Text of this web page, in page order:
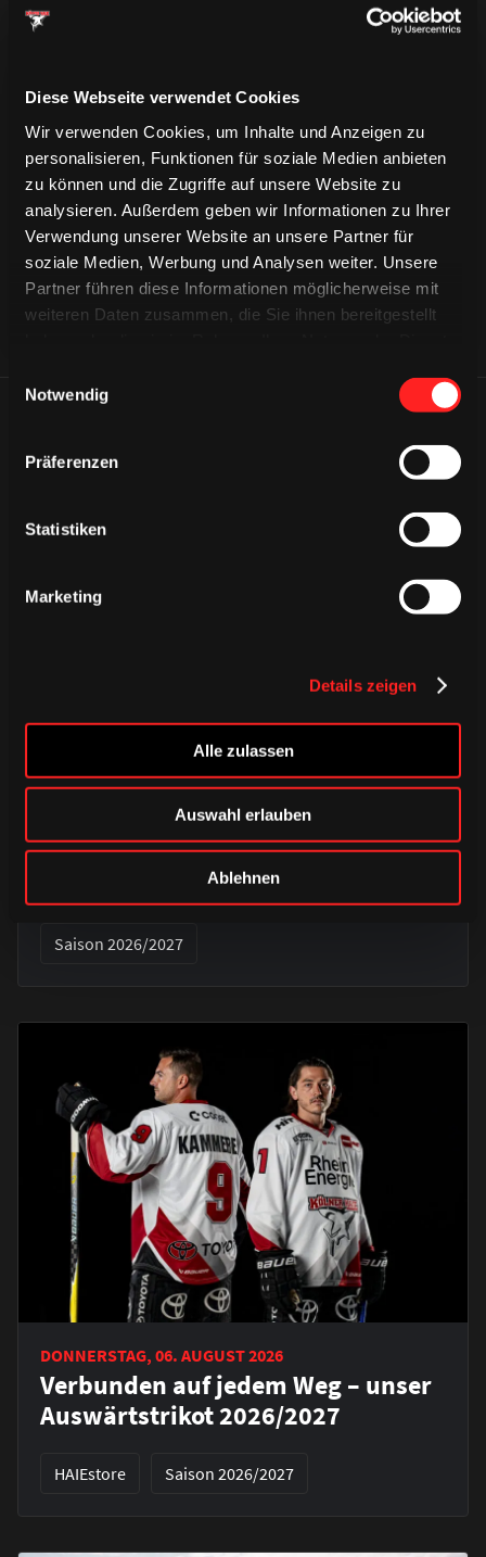
Diese Webseite verwendet Cookies
Wir verwenden Cookies, um Inhalte und Anzeigen zu
personalisieren, Funktionen für soziale Medien anbieten
zu können und die Zugriffe auf unsere Website zu
analysieren. Außerdem geben wir Informationen zu Ihrer
Verwendung unserer Website an unsere Partner für
soziale Medien, Werbung und Analysen weiter. Unsere
Partner führen diese Informationen möglicherweise mit
weiteren Daten zusammen, die Sie ihnen bereitgestellt
Notwendig
Präferenzen
Statistiken
Marketing
Details zeigen
Alle zulassen
Auswahl erlauben
Ablehnen
CAPS & CO
CAPS & CO
CAPS & CO
DONNERSTAG, 06. AUGUST 2026
Alle Infos zum öffentlichen
Trainingsauftakt am Sonntag im
Saison 2026/2027
DONNERSTAG, 06. AUGUST 2026
Verbunden auf jedem Weg – unser
Auswärtstrikot 2026/2027
HAIEstore Saison 2026/2027